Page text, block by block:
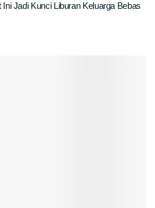
Ini Jadi Kunci Liburan Keluarga Bebas